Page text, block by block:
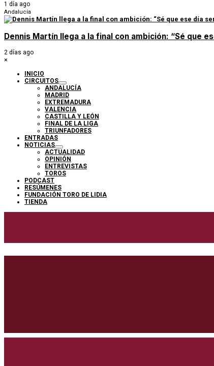
1 día ago
Andalucía
Dennis Martín llega a la final con ambición: “Sé que
2 días ago
×
INICIO
CIRCUITOS
ANDALUCÍA
MADRID
EXTREMADURA
VALENCIA
CASTILLA Y LEÓN
FINAL DE LA LIGA
TRIUNFADORES
ENTRADAS
NOTICIAS
ACTUALIDAD
OPINIÓN
ENTREVISTAS
TOROS
PODCAST
RESÚMENES
FUNDACIÓN TORO DE LIDIA
TIENDA